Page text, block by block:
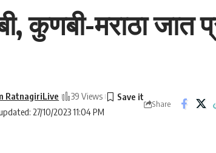
कुणबी-मराठा जात
27/10/2023 11:04 PM
RatnagiriLive 39 Views
Share